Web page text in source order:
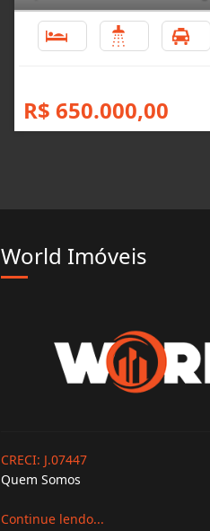
R$ 650.000,00
World Imóveis
CRECI: J.07447
Quem Somos
Continue lendo...